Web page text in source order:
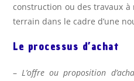
construction ou des travaux
terrain dans le cadre d’une
Le processus d’achat
–L’offre ou proposition